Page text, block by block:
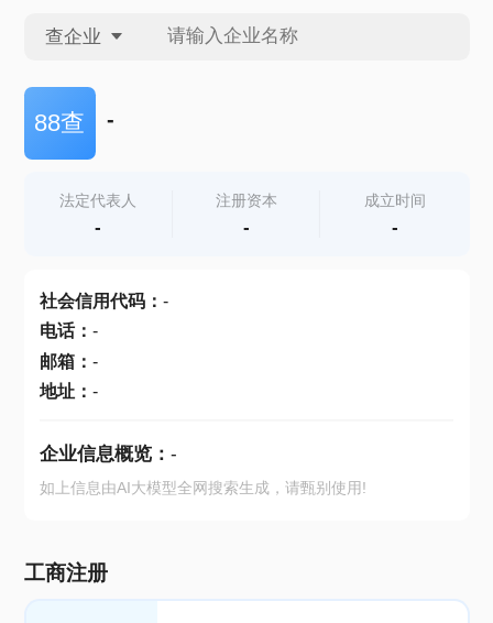
查企业
查企业
查产地
88查 -
法定代表人
-
注册资本
-
成立时间
-
社会信用代码： -
电话： -
邮箱： -
地址： -
企业信息概览： -
如上信息由AI大模型全网搜索生成，请甄别使用!
工商注册